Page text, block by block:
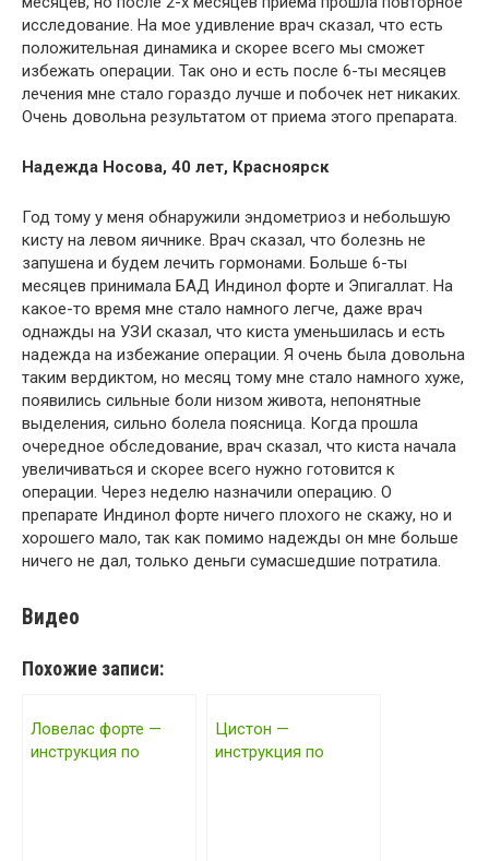
исследование. На мое удивление врач сказал, что есть
положительная динамика и скорее всего мы сможет
избежать операции. Так оно и есть после 6-ты месяцев
лечения мне стало гораздо лучше и побочек нет никаких.
Очень довольна результатом от приема этого препарата.
Надежда Носова, 40 лет, Красноярск
Год тому у меня обнаружили эндометриоз и небольшую
кисту на левом яичнике. Врач сказал, что болезнь не
запушена и будем лечить гормонами. Больше 6-ты
месяцев принимала БАД Индинол форте и Эпигаллат. На
какое-то время мне стало намного легче, даже врач
однажды на УЗИ сказал, что киста уменьшилась и есть
надежда на избежание операции. Я очень была довольна
таким вердиктом, но месяц тому мне стало намного хуже,
появились сильные боли низом живота, непонятные
выделения, сильно болела поясница. Когда прошла
очередное обследование, врач сказал, что киста начала
увеличиваться и скорее всего нужно готовится к
операции. Через неделю назначили операцию. О
препарате Индинол форте ничего плохого не скажу, но и
хорошего мало, так как помимо надежды он мне больше
ничего не дал, только деньги сумасшедшие потратила.
Видео
Похожие записи:
Ловелас форте —
инструкция по
Цистон —
инструкция по